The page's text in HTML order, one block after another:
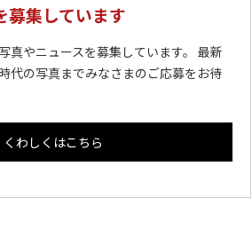
募集しています
真やニュースを募集しています。 最新
代の写真までみなさまのご応募をお待
くわしくはこちら